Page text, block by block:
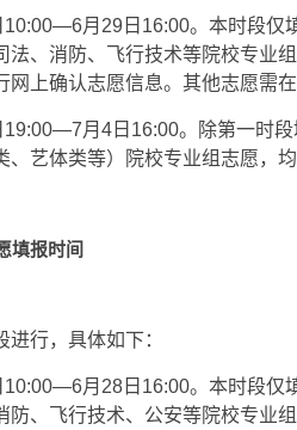
月29日16:00。本时段仅
法、消防、飞行技术等院校专业
网上确认志愿信息。其他志愿需在
19:00—7月4日16:00。除第一时
、艺体类等）院校专业组志愿，
填报时间
行，具体如下：
月28日16:00。本时段仅
防、飞行技术、公安等院校专业